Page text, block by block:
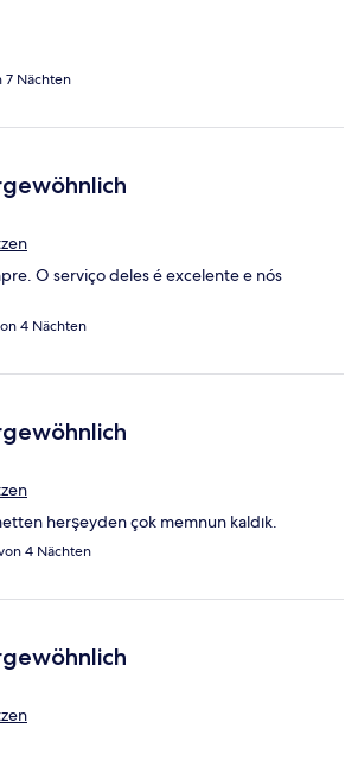
7 Nächten
O serviço deles é excelente e nós
4 Nächten
herşeyden çok memnun kaldık.
4 Nächten